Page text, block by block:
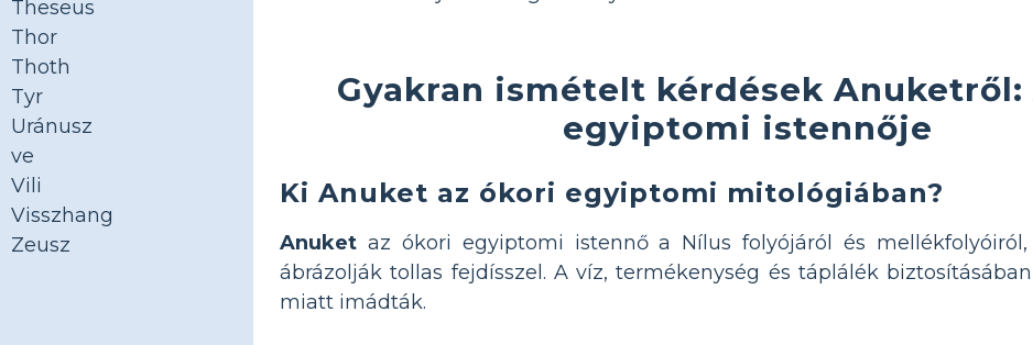
Theseus
Thor
Thoth
Tyr
Uránusz
ve
Vili
Visszhang
Zeusz
Gyakran ismételt kérdések Anuketről:
egyiptomi istennője
Ki Anuket az ókori egyiptomi mitológiában?
Anuket az ókori egyiptomi istennő a Nílus folyójáról és
ábrázolják tollas fejdísszel. A víz, termékenység és táplálék
miatt imádták.